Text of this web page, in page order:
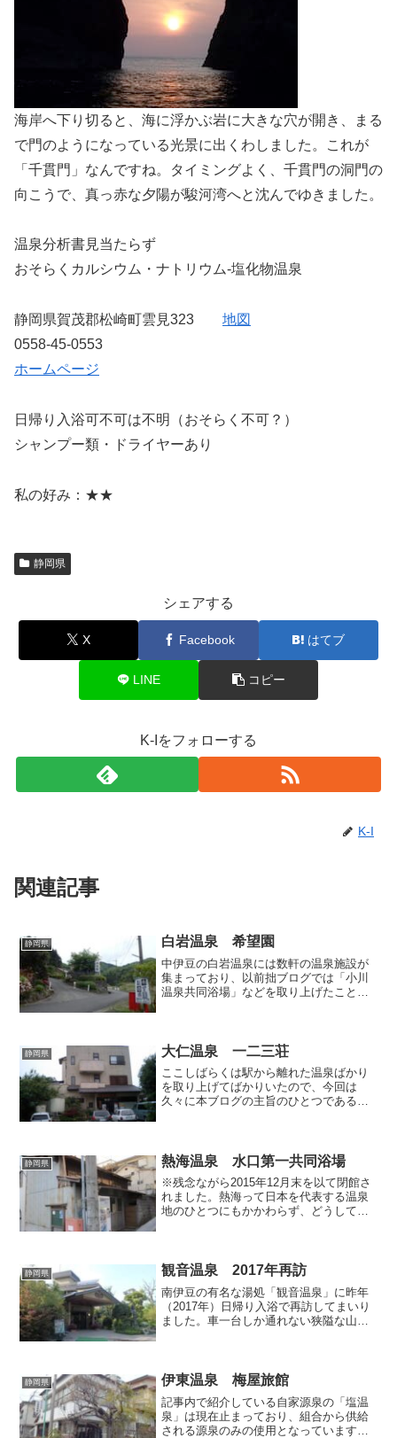
海岸へ下り切ると、海に浮かぶ岩に大きな穴が開き、まる
で門のようになっている光景に出くわしました。これが
「千貫門」なんですね。タイミングよく、千貫門の洞門の
向こうで、真っ赤な夕陽が駿河湾へと沈んでゆきました。
温泉分析書見当たらず
おそらくカルシウム・ナトリウム-塩化物温泉
静岡県賀茂郡松崎町雲見323 地図
0558-45-0553
ホームページ
日帰り入浴可不可は不明（おそらく不可？）
シャンプー類・ドライヤーあり
私の好み：★★
静岡県
シェアする
X Facebook はてブ
LINE コピー
K-Iをフォローする
K-I
関連記事
静岡県 白岩温泉 希望園
中伊豆の白岩温泉には数軒の温泉施設が
集まっており、以前拙ブログでは「小川
温泉共同浴場」などを取り上げたことが
す。 道の右側に駐車場が、...
静岡県 大仁温泉 一二三荘
ここしばらくは駅から離れた温泉ばかり
を取り上げてばかりいたので、今回は
久々に本ブログの主旨のひとつである駅
沿いにあるので簡単にたどり着...
静岡県 熱海温泉 水口第一共同浴場
※残念ながら2015年12月末を以て閉館さ
れました。熱海って日本を代表する温泉
地のひとつにもかかわらず、どうして日
興の起爆剤にはもっ...
静岡県 観音温泉 2017年再訪
南伊豆の有名な湯処「観音温泉」に昨年
（2017年）日帰り入浴で再訪してまいり
ました。車一台しか通れない狭隘な山道
する工場など、山の中と...
静岡県 伊東温泉 梅屋旅館
記事内で紹介している自家源泉の「塩温
泉」は現在止まっており、組合から供給
される源泉のみの使用となっています。